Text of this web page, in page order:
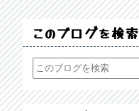
このブログを検索